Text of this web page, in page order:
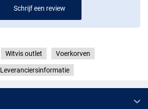
Schrijf een review
Witvis outlet Voerkorven
Leveranciersinformatie